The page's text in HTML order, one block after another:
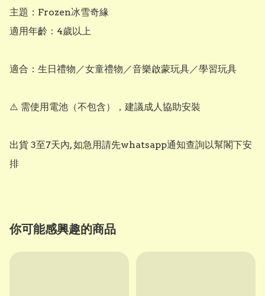
主題：Frozen冰雪奇緣
適用年齡：4歲以上
適合：生日禮物／女童禮物／音樂啟蒙玩具／學習玩具
⚠️ 需使用電池（不包含），建議成人協助安裝
出貨 3至7天內, 如急用請先whatsapp通知查詢以幫閣下安
排
你可能感興趣的商品